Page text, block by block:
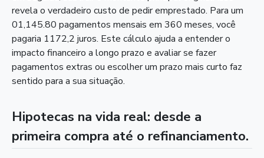
revela o verdadeiro custo de pedir emprestado. Para um
01,145.80 pagamentos mensais em 360 meses, você
pagaria 1172,2 juros. Este cálculo ajuda a entender o
impacto financeiro a longo prazo e avaliar se fazer
pagamentos extras ou escolher um prazo mais curto faz
sentido para a sua situação.
Hipotecas na vida real: desde a
primeira compra até o refinanciamento.